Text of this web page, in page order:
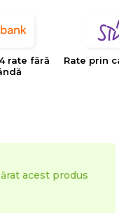
rate fără
Rate prin
acest produs